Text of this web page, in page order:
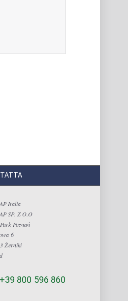
Italia
SP. Z O.O
Poznań
6
Żerniki
+39 800 596 860